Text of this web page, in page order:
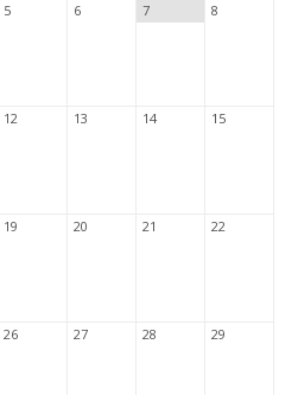
5 6 7 8
12 13 14 15
19 20 21 22
26 27 28 29